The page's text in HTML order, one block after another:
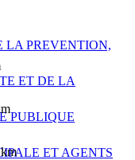
LA PREVENTION,
ET DE LA
PUBLIQUE
ET AGENTS